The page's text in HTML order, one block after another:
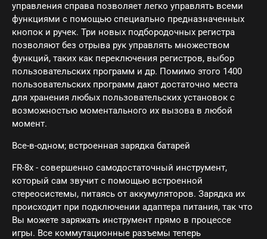
управления справа позволяет легко управлять всеми
функциями с помощью специально предназначенных
кнопок и ручек. Три новых подбородочных регистра
позволяют без отрыва рук управлять множеством
функций, таких как переключения регистров, выбор
пользовательских программ и др. Помимо этого 1400
пользовательских программ дают достаточно места
для хранения любых пользовательских установок с
возможностью моментального их вызова в любой
момент.
Все-в-одном; встроенная зарядка батарей
FR-8x - совершенно самодостаточный инструмент,
который сам звучит с помощью встроенной
стереосистемы, питаясь от аккумуляторов. Зарядка их
происходит при подключении адаптера питания, так что
Вы можете заряжать инструмент прямо в процессе
игры. Все коммутационные разъемы теперь